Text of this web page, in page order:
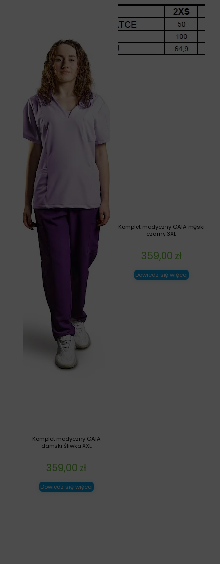
Komplet medyczny GAIA męski
czarny 3XL
359,00 zł
Dowiedz się więcej
Komplet medyczny GAIA
damski śliwka XXL
359,00 zł
Dowiedz się więcej